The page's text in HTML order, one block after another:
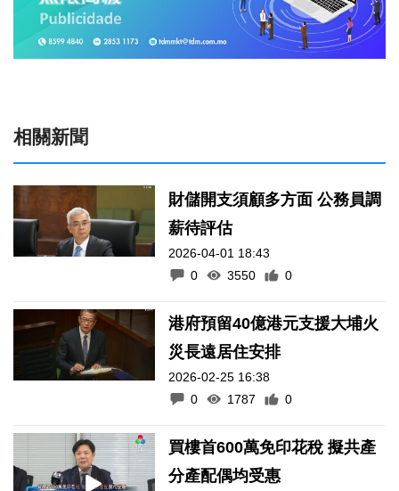
相關新聞
財儲開支須顧多方面 公務員調
薪待評估
2026-04-01 18:43
0
3550 0
港府預留40億港元支援大埔火
災長遠居住安排
2026-02-25 16:38
0
1787 0
買樓首600萬免印花稅 擬共產
分產配偶均受惠